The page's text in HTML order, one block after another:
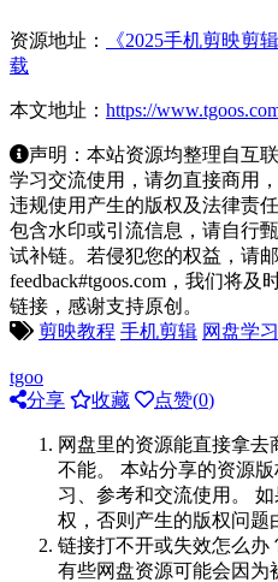
资源地址：
《2025手机剪映剪
载
本文地址： https://
声明：本站资源均整理自互
学习交流使用，请勿直接商用
违规使用产生的版权及法律责
包含水印或引流信息，请自行
试补链。若侵犯您的权益，请
feedback#tgoos.com，我们将
链接，感谢支持原创。
剪映教程 手机剪辑 网盘学
tgoo
分享
收藏 点赞(0)
网盘里的资源能直接拿去
不能。 本站分享的资源
习、参考和交流使用。
权，否则产生的版权问题
链接打不开或失效怎么办
有些网盘资源可能会因为